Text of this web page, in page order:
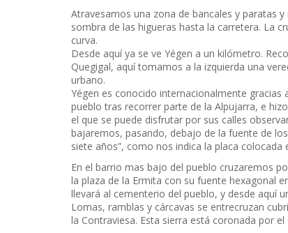
Atravesamos una zona de bancales y paratas
sombra de las higueras hasta la carretera. La
curva.
Desde aquí ya se ve Yégen a un kilómetro.
Quegigal, aquí tomamos a la izquierda una
urbano.
Yégen es conocido internacionalmente gracias
pueblo tras recorrer parte de la Alpujarra, e
el que se puede disfrutar por sus calles
bajaremos, pasando, debajo de la fuente de
siete años”, como nos indica la placa colocada
En el barrio mas bajo del pueblo cruzaremos
la plaza de la Ermita con su fuente hexagonal
llevará al cementerio del pueblo, y desde aquí
Lomas, ramblas y cárcavas se entrecruzan
la Contraviesa. Esta sierra está coronada por